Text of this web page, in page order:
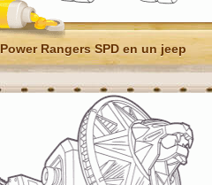
Power Rangers SPD en un jeep